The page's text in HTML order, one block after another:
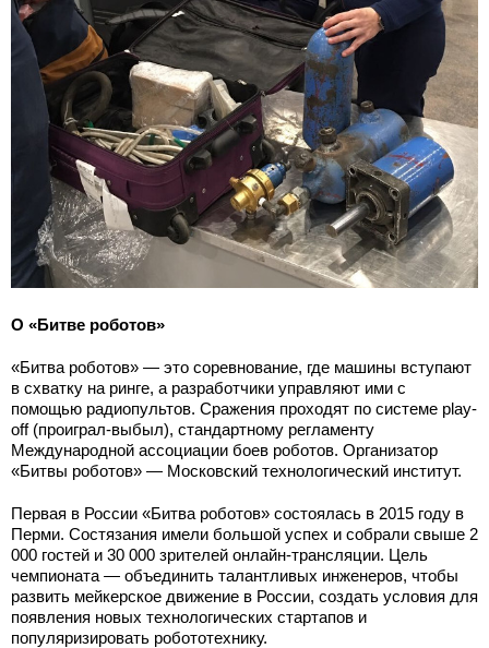
О «Битве роботов»
«Битва роботов» — это соревнование, где машины вступают
в схватку на ринге, а разработчики управляют ими с
помощью радиопультов. Сражения проходят по системе play-
off (проиграл-выбыл), стандартному регламенту
Международной ассоциации боев роботов. Организатор
«Битвы роботов» — Московский технологический институт.
Первая в России «Битва роботов» состоялась в 2015 году в
Перми. Состязания имели большой успех и собрали свыше 2
000 гостей и 30 000 зрителей онлайн-трансляции. Цель
чемпионата — объединить талантливых инженеров, чтобы
развить мейкерское движение в России, создать условия для
появления новых технологических стартапов и
популяризировать робототехнику.